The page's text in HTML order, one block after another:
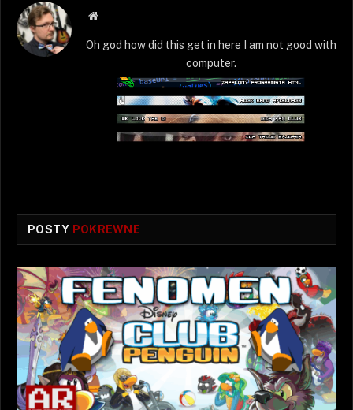
Strona
Oh god how did this get in here I am not good with
computer.
POSTY POKREWNE